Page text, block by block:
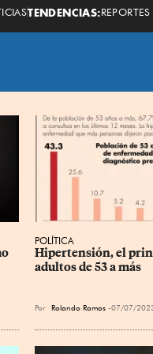
TENDENCIAS:
POLÍTICA
Hipertensión, el
adultos de 53 a más
Por Rolando Ramos 07/07/